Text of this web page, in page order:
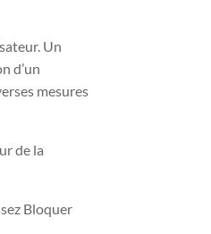
Un
d’un
mesures
de la
Bloquer